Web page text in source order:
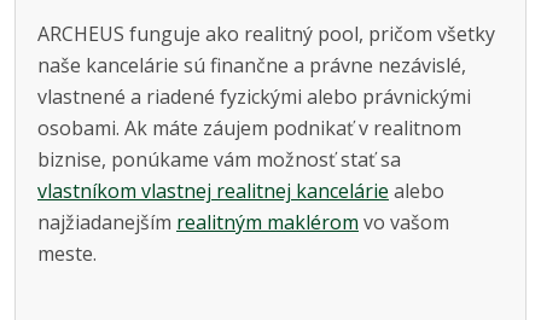
ARCHEUS funguje ako realitný pool, pričom všetky
naše kancelárie sú finančne a právne nezávislé,
vlastnené a riadené fyzickými alebo právnickými
osobami. Ak máte záujem podnikať v realitnom
biznise, ponúkame vám možnosť stať sa
vlastníkom vlastnej realitnej kancelárie alebo
najžiadanejším realitným maklérom vo vašom
meste.